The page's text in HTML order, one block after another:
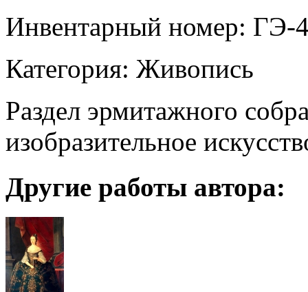
Инвентарный номер: ГЭ-
Категория: Живопись
Раздел эрмитажного
изобразительное
Другие работы автора: